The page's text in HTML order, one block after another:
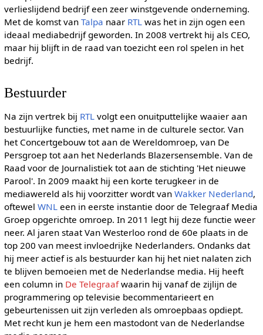
verlieslijdend bedrijf een zeer winstgevende onderneming.
Met de komst van Talpa naar RTL was het in zijn ogen een
ideaal mediabedrijf geworden. In 2008 vertrekt hij als CEO,
maar hij blijft in de raad van toezicht een rol spelen in het
bedrijf.
Bestuurder
Na zijn vertrek bij RTL volgt een onuitputtelijke waaier aan
bestuurlijke functies, met name in de culturele sector. Van
het Concertgebouw tot aan de Wereldomroep, van De
Persgroep tot aan het Nederlands Blazersensemble. Van de
Raad voor de Journalistiek tot aan de stichting 'Het nieuwe
Parool'. In 2009 maakt hij een korte terugkeer in de
mediawereld als hij voorzitter wordt van Wakker Nederland,
oftewel WNL een in eerste instantie door de Telegraaf Media
Groep opgerichte omroep. In 2011 legt hij deze functie weer
neer. Al jaren staat Van Westerloo rond de 60e plaats in de
top 200 van meest invloedrijke Nederlanders. Ondanks dat
hij meer actief is als bestuurder kan hij het niet nalaten zich
te blijven bemoeien met de Nederlandse media. Hij heeft
een column in De Telegraafwaarin hij vanaf de zijlijn de
programmering op televisie becommentarieert en
gebeurtenissen uit zijn verleden als omroepbaas opdiept.
Met recht kun je hem een mastodont van de Nederlandse